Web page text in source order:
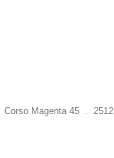
Corso Magenta 45 .